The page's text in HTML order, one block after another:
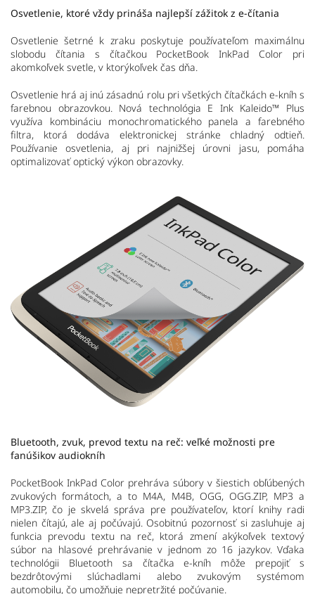
Osvetlenie, ktoré vždy prináša najlepší zážitok z e-čítania
Osvetlenie šetrné k zraku poskytuje používateľom maximálnu
slobodu čítania s čítačkou PocketBook InkPad Color pri
akomkoľvek svetle, v ktorýkoľvek čas dňa.
Osvetlenie hrá aj inú zásadnú rolu pri všetkých čítačkách e-kníh s
farebnou obrazovkou. Nová technológia E Ink Kaleido™ Plus
využíva kombináciu monochromatického panela a farebného
filtra, ktorá dodáva elektronickej stránke chladný odtieň.
Používanie osvetlenia, aj pri najnižšej úrovni jasu, pomáha
optimalizovať optický výkon obrazovky.
Bluetooth, zvuk, prevod textu na reč: veľké možnosti pre
fanúšikov audiokníh
PocketBook InkPad Color prehráva súbory v šiestich obľúbených
zvukových formátoch, a to M4A, M4B, OGG, OGG.ZIP, MP3 a
MP3.ZIP, čo je skvelá správa pre používateľov, ktorí knihy radi
nielen čítajú, ale aj počúvajú. Osobitnú pozornosť si zasluhuje aj
funkcia prevodu textu na reč, ktorá zmení akýkoľvek textový
súbor na hlasové prehrávanie v jednom zo 16 jazykov. Vďaka
technológii Bluetooth sa čítačka e-kníh môže prepojiť s
bezdrôtovými slúchadlami alebo zvukovým systémom
automobilu, čo umožňuje nepretržité počúvanie.